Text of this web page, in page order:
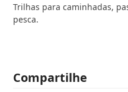
Trilhas para caminhadas,
pesca.
Compartilhe